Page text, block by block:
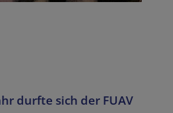
durfte sich der FUAV